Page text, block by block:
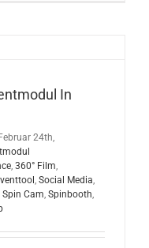
In
Februar 24th,
, 360° Film,
, Social Media,
Spin Cam, Spinbooth,